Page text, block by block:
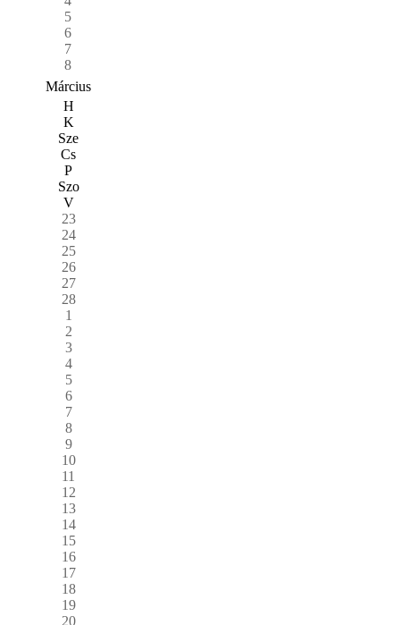
5
6
7
8
Március
H
K
Sze
Cs
P
Szo
V
23
24
25
26
27
28
1
2
3
4
5
6
7
8
9
10
11
12
13
14
15
16
17
18
19
20